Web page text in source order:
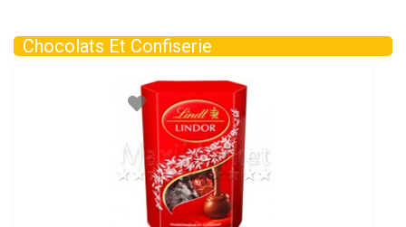
Chocolats Et Confiserie